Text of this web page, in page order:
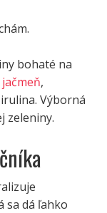
bohaté na
eň,
Výborná
zeleniny.
sa dá ľahko